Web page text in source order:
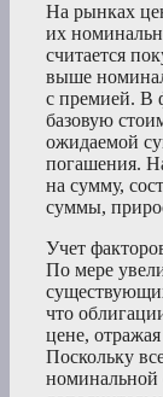
На рынках
их
считается
выше
с премией. В
базовую
ожидаемой
погашения.
на сумму,
суммы,
Учет
По мере
что
цене,
Поскольку
номинальной